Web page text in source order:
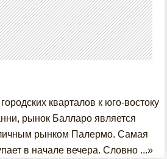
кварталов к юго-востоку
рынок Балларо является
рынком Палермо. Самая
в начале вечера. Словно ...»